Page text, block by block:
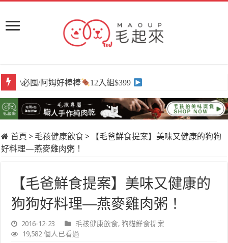
\必囤/阿姆好棒棒 12入組$399
\獨家/原肉嫩鮮食 任選買6送3
首頁 > 毛孩健康飲食 >
【毛爸鮮食提案】美味又健康的狗狗
好料理—燕麥雞肉粥！
【毛爸鮮食提案】美味又健康的
狗狗好料理—燕麥雞肉粥！
2016-12-23 毛孩健康飲食,狗貓鮮食提案
19,582 個人已看過